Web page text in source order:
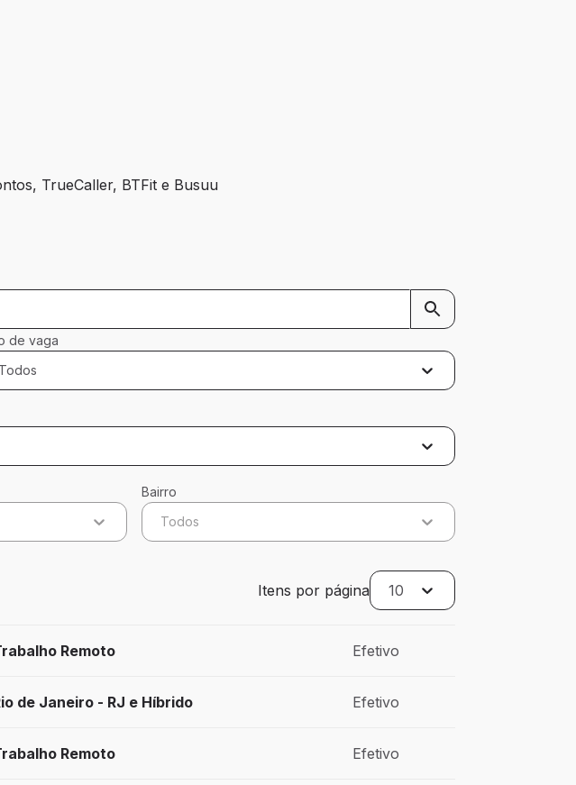
TrueCaller, BTFit e Busuu
de vaga
Todos
Bairro
Todos
Itens por página 10
Remoto Efetivo
de Janeiro - RJ e Híbrido Efetivo
Remoto Efetivo